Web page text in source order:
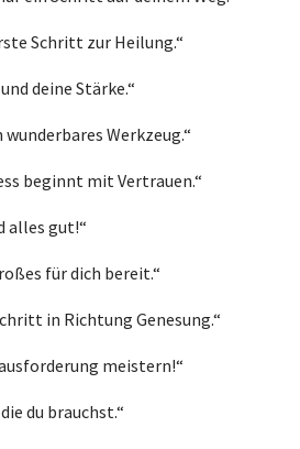
Schritt zur Heilung.“
deine Stärke.“
Werkzeug.“
beginnt mit Vertrauen.“
alles gut!“
für dich bereit.“
in Richtung Genesung.“
meistern!“
du brauchst.“